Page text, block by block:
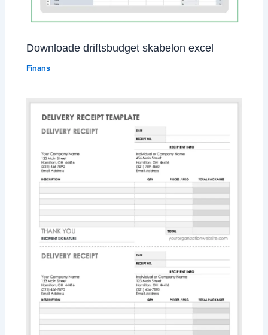
Downloade driftsbudget skabelon excel
Finans